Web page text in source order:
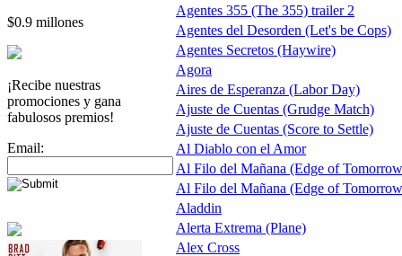
$0.9 millones
¡Recibe nuestras
promociones y gana
fabulosos premios!
Email:
Agentes 355 (The 355) trailer 2
Agentes del Desorden (Let's be Cops)
Agentes Secretos (Haywire)
Agora
Aires de Esperanza (Labor Day)
Ajuste de Cuentas (Grudge Match)
Ajuste de Cuentas (Score to Settle)
Al Diablo con el Amor
Al Filo del Mañana (Edge of
Al Filo del Mañana (Edge of
Aladdin
Alerta Extrema (Plane)
Alex Cross